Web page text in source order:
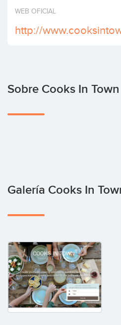
Invertir
WEB OFICIAL
http://
Sobre Cooks In Town
Galería Cooks In